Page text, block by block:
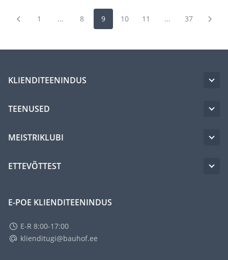
1 ... 8 9 10 11 ... 37
KLIENDITEENINDUS
TEENUSED
MEISTRIKLUBI
ETTEVÕTTEST
E-POE KLIENDITEENINDUS
E-R 8:00-17:00
klienditugi@bauhof.ee